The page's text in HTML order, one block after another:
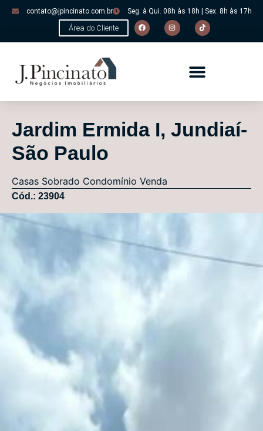
contato@jpincinato.com.br Seg. à Qui. 08h às 18h | Sex. 8h às 17h
Área do Cliente
Jardim Ermida I, Jundiaí-
São Paulo
Casas Sobrado Condomínio Venda
Cód.: 23904